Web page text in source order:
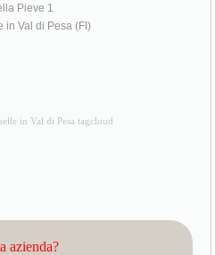
Pieve 1
in Val di Pesa (FI)
in Val di Pesa tagcloud
azienda?